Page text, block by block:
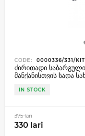
CODE: 0000336/331/KIT
ძირითადი
მანქანისთვის სადა
IN STOCK
375 lari
330 lari